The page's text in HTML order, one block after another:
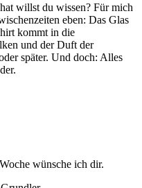
willst du wissen? Für mich
eben: Das Glas
kommt in die
und der Duft der
später. Und doch: Alles
wünsche ich dir.